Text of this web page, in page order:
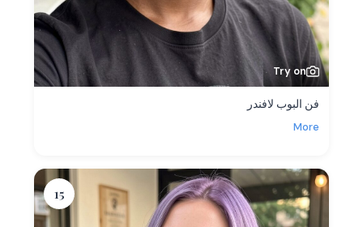
Try on
فن البوب لافندر
More
15